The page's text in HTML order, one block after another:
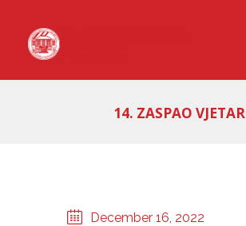
14. ZASPAO VJETAR
December 16, 2022